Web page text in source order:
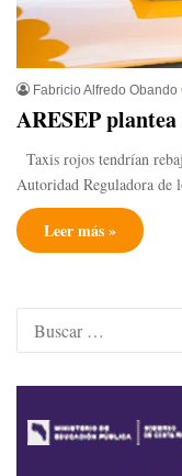
Fabricio Alfredo Obando
ARESEP
Taxis rojos tendrían
Autoridad Reguladora de
Leer más »